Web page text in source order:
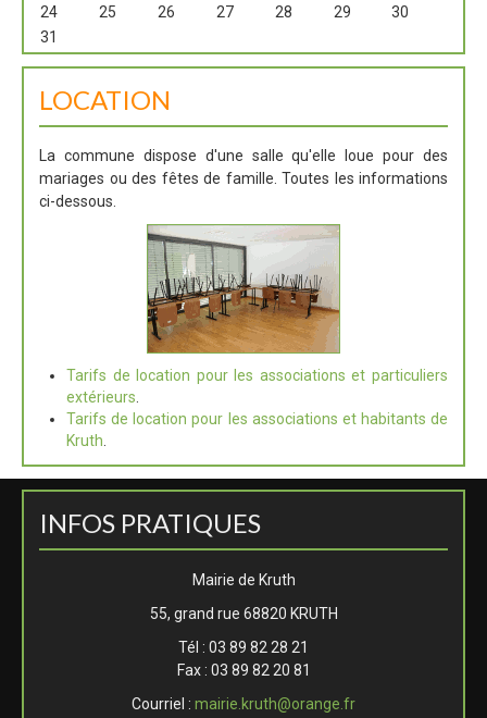
24
25 26 27 28 29
30
31
LOCATION
La commune dispose d'une salle qu'elle loue pour des
mariages ou des fêtes de famille. Toutes les informations
ci-dessous.
Tarifs de location pour les associations et particuliers
extérieurs
Tarifs de location pour les associations et habitants de
Kruth
INFOS PRATIQUES
Mairie de Kruth
55, grand rue 68820 KRUTH
Tél : 03 89 82 28 21
Fax : 03 89 82 20 81
Courriel : mairie.kruth@orange.fr